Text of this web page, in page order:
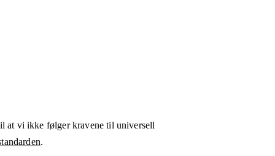
at vi ikke følger kravene til universell
.